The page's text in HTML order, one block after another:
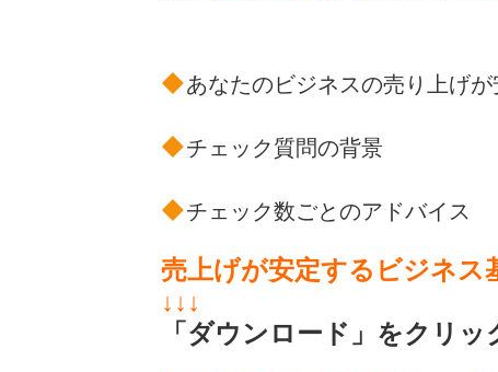
あなたのビジネスの売り上げ
チェック質問の背景
チェック数ごとのアドバイス
売上げが安定するビジネス
↓↓↓
「ダウンロード」をクリッ